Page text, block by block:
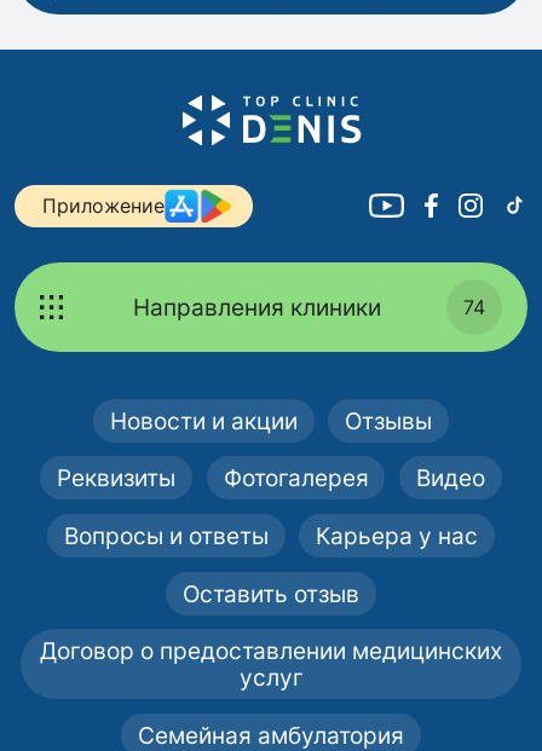
Приложение
Направления клиники 74
Новости и акции Отзывы
Реквизиты Фотогалерея Видео
Вопросы и ответы Карьера у нас
Оставить отзыв
Договор о предоставлении медицинских
услуг
Семейная амбулатория